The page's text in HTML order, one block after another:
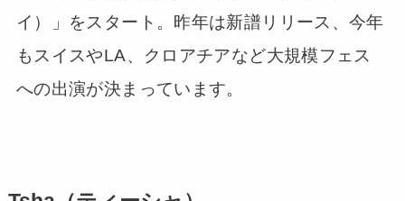
イ）」をスタート。昨年は新譜リリース、今年
もスイスやLA、クロアチアなど大規模フェス
への出演が決まっています。